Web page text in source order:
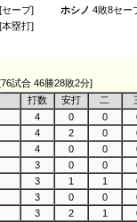
[セーブ]
ホシノ 4敗8セー
[本塁打]
試合 46勝28敗2分]
打数 安打 二
4 0 0
4 2 0
4 0 0
3 0 0
3 1 1
3 0 0
3 2 1